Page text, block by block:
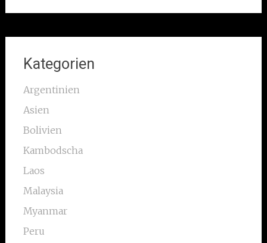
Kategorien
Argentinien
Asien
Bolivien
Kambodscha
Laos
Malaysia
Myanmar
Peru